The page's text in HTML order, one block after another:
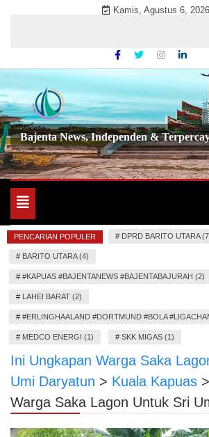
Kamis, Agustus 6, 2026
Bajenta News, Independen &
Toggle
navigation
PENCARIAN POPULER # DPRD BARITO UTARA
# BARITO UTARA (4)
# #KAPUAS #BAJENTANEWS #BAJENTABAJURAH (2)
# LAHEI BARAT (2)
# #ERLINGHAALAND #DORTMUND #BOLA
# MEDCO ENERGI (1) # SKK MIGAS (1)
Ini Ungkapan Warga Saka
Umi Daryatun > Kuala Kapuas >
Warga Saka Lagon Untuk Sri